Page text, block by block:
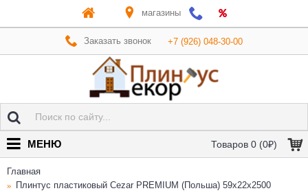
магазины
Заказать звонок +7 (926) 048-30-00
Товаров 0 (0₽)
МЕНЮ
Главная
Плинтус пластиковый Cezar PREMIUM (Польша) 59х22x2500